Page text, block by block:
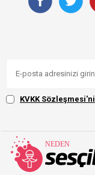
KVKK Sözleşmesi'ni